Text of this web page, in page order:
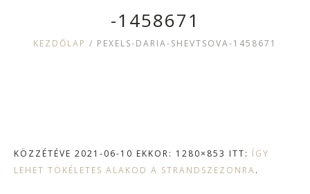
-1458671
KEZDŐLAP / PEXELS-DARIA-SHEVTSOVA-1458671
KÖZZÉTÉVE 2021-06-10 EKKOR: 1280×853 ITT: ÍGY
LEHET TÖKÉLETES ALAKOD A STRANDSZEZONRA.